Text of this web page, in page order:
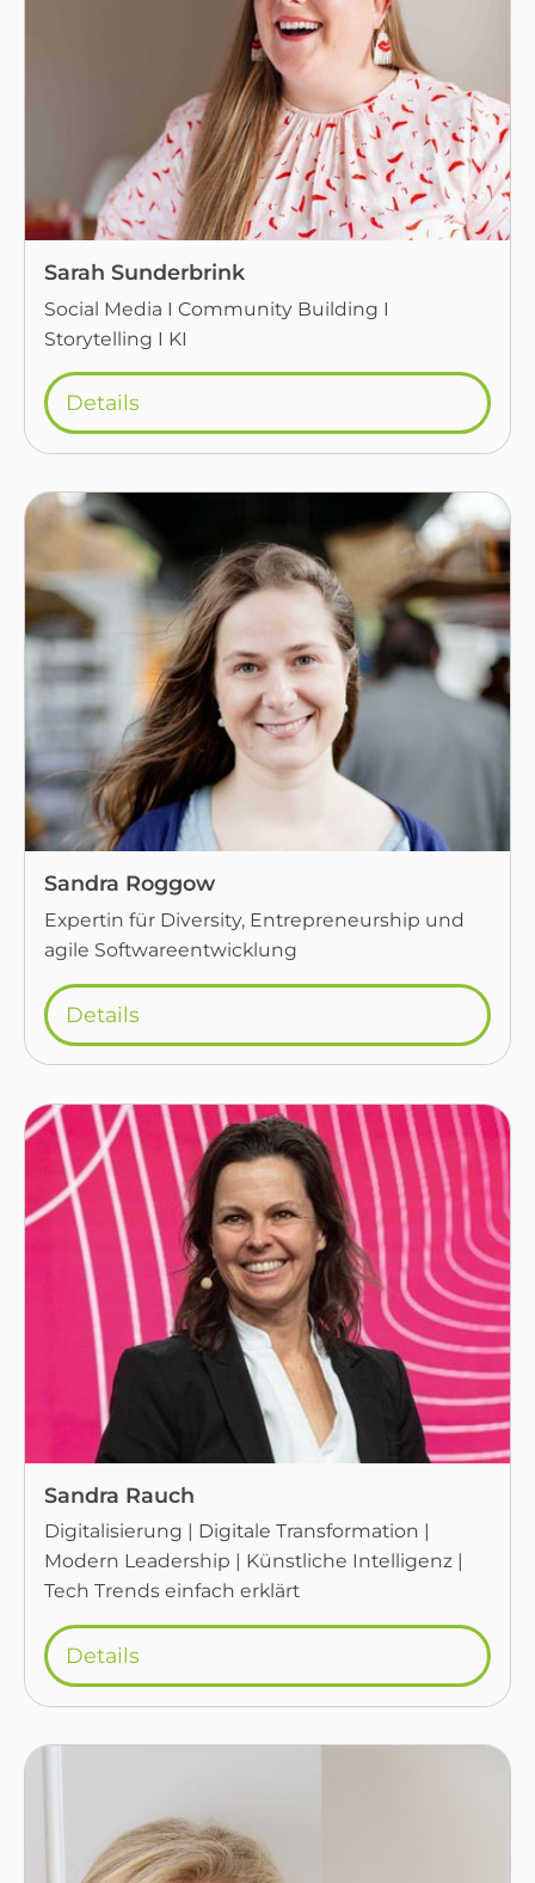
Sarah Sunderbrink
Social Media I Community Building I
Storytelling I KI
Details
Sandra Roggow
Expertin für Diversity, Entrepreneurship und
agile Softwareentwicklung
Details
Sandra Rauch
Digitalisierung | Digitale Transformation |
Modern Leadership | Künstliche Intelligenz |
Tech Trends einfach erklärt
Details